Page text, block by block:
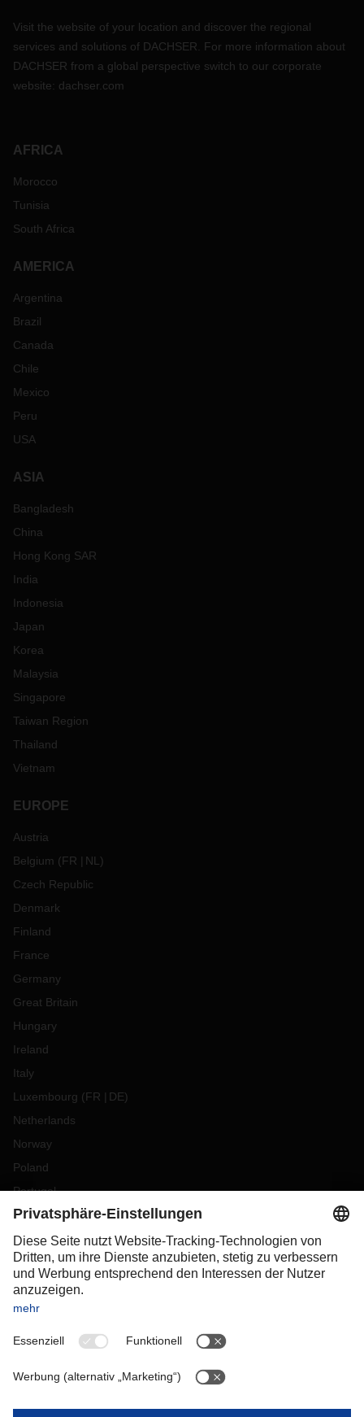
Visit the website of your location and discover the regional
services and solutions of DACHSER. For more information about
DACHSER from a global perspective switch to our corporate
website: dachser.com
AFRICA
Morocco
Tunisia
South Africa
AMERICA
Argentina
Brazil
Canada
Chile
Mexico
Peru
USA
ASIA
Bangladesh
China
Hong Kong SAR
India
Indonesia
Japan
Korea
Malaysia
Singapore
Taiwan Region
Thailand
Vietnam
EUROPE
Austria
Belgium (FR NL )
Czech Republic
Denmark
Finland
France
Germany
Great Britain
Hungary
Ireland
Italy
Luxembourg (FR DE)
Netherlands
Norway
Poland
Portugal
Romania
Slovakia
Spain
Sweden
Switzerland
OCEANIA